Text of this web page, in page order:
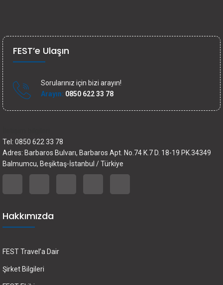
FEST’e Ulaşın
Sorularınız için bizi arayın!
Arayın: 0850 622 33 78
Tel: 0850 622 33 78
Adres: Barbaros Bulvarı, Barbaros Apt. No.74 K.7 D. 18-19 PK.34349
Balmumcu, Beşiktaş-İstanbul / Türkiye
Hakkımızda
FEST Travel’a Dair
Şirket Bilgileri